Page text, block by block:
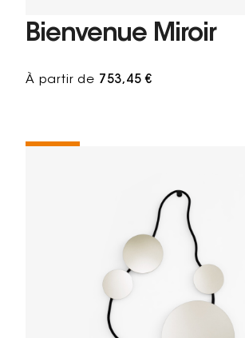
Bienvenue Miroir
À partir de 753,45 €